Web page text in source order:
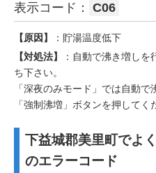
表示コード： C06
【原因】
：貯湯温度低下
【対処法】
：自動で沸き増し
ち下さい。
「深夜のみモード」では自動で
「強制沸増」ボタンを押してく
下益城郡美里町でよ
のエラーコード